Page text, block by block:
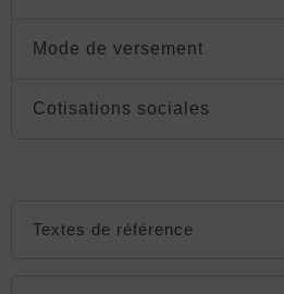
Mode de versement
Cotisations sociales
Textes de référence